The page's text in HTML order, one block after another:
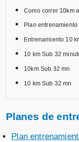
Como correr 10km
Plan
Entrenamiento 10
10 km Sub 32
10km Sub 32 mn
10 km Sub 32 mn
Planes de
Plan